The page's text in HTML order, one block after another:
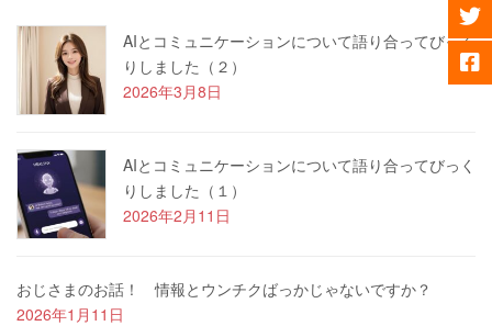
AIとコミュニケーションについて語り合ってびっく
りしました（２）
2026年3月8日
AIとコミュニケーションについて語り合ってびっく
りしました（１）
2026年2月11日
おじさまのお話！ 情報とウンチクばっかじゃないですか？
2026年1月11日